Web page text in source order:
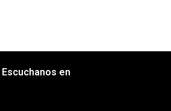
Escuchanos en